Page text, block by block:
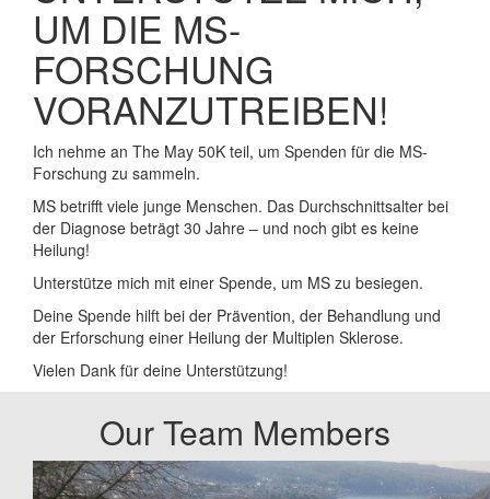
UM DIE MS-
FORSCHUNG
VORANZUTREIBEN!
Ich nehme an The May 50K teil, um Spenden für die MS-
Forschung zu sammeln.
MS betrifft viele junge Menschen. Das Durchschnittsalter bei
der Diagnose beträgt 30 Jahre – und noch gibt es keine
Heilung!
Unterstütze mich mit einer Spende, um MS zu besiegen.
Deine Spende hilft bei der Prävention, der Behandlung und
der Erforschung einer Heilung der Multiplen Sklerose.
Vielen Dank für deine Unterstützung!
Our Team Members